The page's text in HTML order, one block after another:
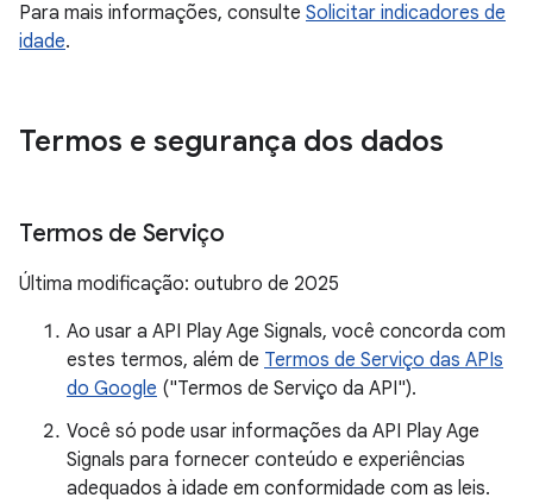
Para mais informações, consulte Solicitar indicadores de
idade.
Termos e segurança dos dados
Termos de Serviço
Última modificação: outubro de 2025
Ao usar a API Play Age Signals, você concorda com
estes termos, além de Termos de Serviço das APIs
do Google ("Termos de Serviço da API").
Você só pode usar informações da API Play Age
Signals para fornecer conteúdo e experiências
adequados à idade em conformidade com as leis.